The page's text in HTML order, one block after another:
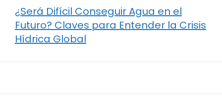
¿Será Difícil Conseguir Agua en el
Futuro? Claves para Entender la Crisis
Hídrica Global